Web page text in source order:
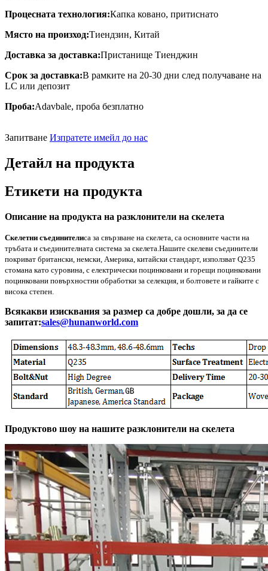
Процесната технология:Капка ковано, притиснато
Място на произход:Тиендзин, Китай
Доставка за доставка:Пристанище Тиенджин
Срок за доставка:В рамките на 20-30 дни след получаване на
LC или депозит
Проба:Adavbale, проба безплатно
Запитване Изпратете имейл до нас
Детайл на продукта
Етикети на продукта
Описание на продукта на разклонители на скелета
Скелетни съединителиса за свързване на скелета, са основните части на
тръбата и съединителната система за скелета. Нашите скелеви съединители
покриват британски, немски, Америка, китайски стандарт, използват Q235
стомана като суровина, с електрически поцинковани и горещи поцинковани
поцинковани повърхностни обработки за селекция, и болтовете и гайките с
висока степен.
Всякакви изисквания за размер са добре дошли, за да се
запитат:sales@hunanworld.com
Продуктово шоу на нашите разклонители на скелета